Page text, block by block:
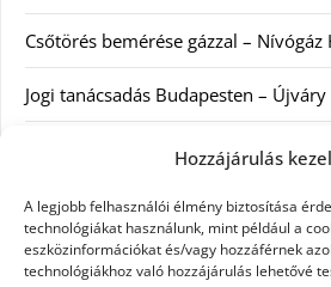
Hozzájárulás
A legjobb felhasználói élmény biztosítása
technológiákat használunk, mint például a
eszközinformációkat és/vagy hozzáférnek
technológiákhoz való hozzájárulás lehetővé
Csőtörés bemérése gázzal – Nívógáz
Jogi tanácsadás Budapesten –
Arckrémek – mit érdemes tudni az
Kategóriák